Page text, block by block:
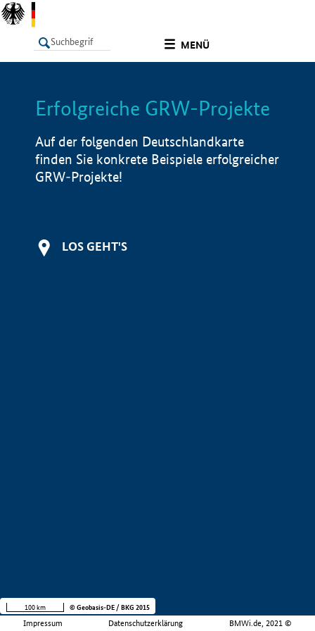
MENÜ
LISTE Info
Erfolgreiche GRW-Projekte
Auf der folgenden Deutschlandkarte
finden Sie konkrete Beispiele erfolgreicher
GRW-Projekte!
LOS GEHT'S
Impressum Datenschutzerklärung BMWi.de, 2021 ©
100 km © Geobasis-DE / BKG 2015